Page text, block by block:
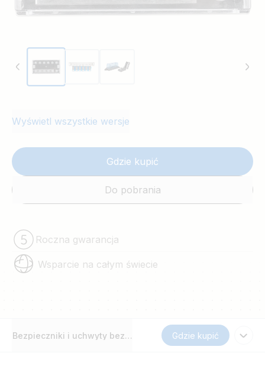
Wyświetl wszystkie wersje
Gdzie kupić
Do pobrania
Roczna gwarancja
Wsparcie na całym świecie
Bezpieczniki i uchwyty bezpiecznikoweGdzie kupić